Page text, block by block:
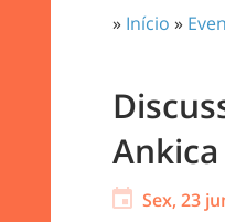
» Início »
Sex, 23